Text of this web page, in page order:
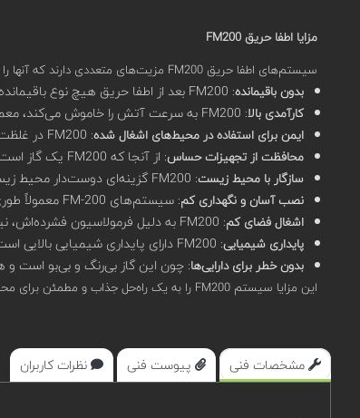
مزایا اطفا حریق FM200
سیستم‌های اطفا حریق FM200 مزیت‌های متعددی دارند که آنها را به یک گزینه محبوب برای محافظت از محیط‌های حساس و ارزشمند تبدیل کرده است. در اینجا لیستی از برخی از مزایای استفاده از این سیستم‌ها آورده شده است:
بدون باقیمانده: FM200 بعد از اطفا حریق هیچ نوع باقیمانده‌ای بر جای نمی‌گذارد، بنابراین تمیز کردن بعد از خاموش شدن آتش ساده و سریع است.
کارآمدی بالا: FM200 به سرعت آتش را خاموش می‌کند، معمولاً در کمتر از 10 ثانیه، که این امر باعث می‌شود خسارات به دلیل آتش‌سوزی به حداقل برسد.
ایمن برای استفاده در محیط‌های اشغال شده: FM200 در غلظت‌های استفاده شده برای خاموش کردن آتش برای انسان‌ها بی‌خطر است و به طور گسترده‌ای در مکان‌هایی که افراد حضور دارند استفاده می‌شود.
محافظت از تجهیزات حساس: از آنجا که FM200 یک گاز است، به راحتی در بین تجهیزات الکترونیکی نفوذ می‌کند و آنها را بدون آسیب رساندن به قطعات حساس خنک می‌کند.
سازگار با محیط زیست: FM200 گزینه‌ای دوست‌دار محیط زیست است زیرا به لایه اوزون آسیب نمی‌رساند و دارای پتانسیل گرمایش کمتری نسبت به سایر گازهای هیدروفلوئوروکربن است.
نصب آسان و نگهداری کم: سیستم‌های FM-200 معمولاً طوری طراحی شده‌اند که نصب و نگهداری آنها آسان باشد، با توجه به اینکه نیاز به فضای کمتری برای نصب دارند و تعمیر و نگهداری آنها نسبتاً ساده است.
اشغال فضای کم: FM200 به دلیل فرمولاسیون فشرده‌اش، نیاز به فضای نگهداری کمتری دارد، که این امر باعث می‌شود برای مکان‌هایی با فضای محدود مناسب باشد.
پایداری شیمیایی: FM200 دارای پایداری شیمیایی بالایی است و در برابر شرایط محیطی مختلف مانند دما و رطوبت مقاوم است.
بدون خطر برای دارایی‌ها: چون این گاز بی‌رنگ و بی‌بو است و
این مزایا سیستم FM200 را به یک راه‌حل جذاب و مطمئن برای محافظت از انواع مختلفی از اماکن و تجهیزات در برابر خطر آتش‌سوزی تبدیل کرده است.
مشخصات فنی پیوست فنی نظرات کاربران